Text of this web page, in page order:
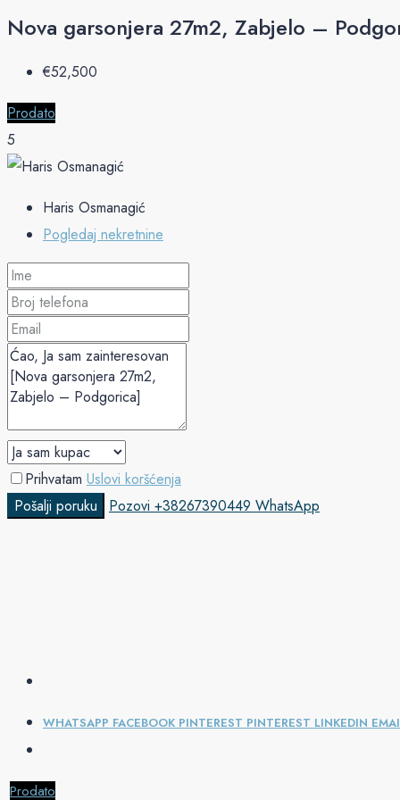
Nova garsonjera 27m2, Zabjelo –
€‎52,500
Prodato
5
Haris Osmanagić
Pogledaj nekretnine
Prihvatam Uslovi koršćenja
Pošalji poruku
Pozovi +38267390449 WhatsApp
WHATSAPP FACEBOOK PINTEREST PINTEREST LINKEDIN
Prodato